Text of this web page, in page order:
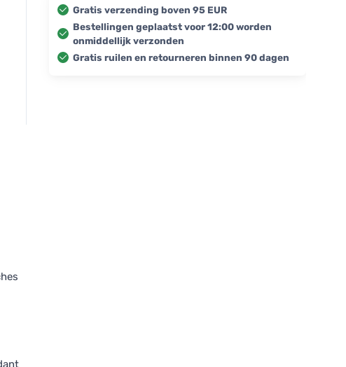
Gratis verzending boven 95 EUR
Bestellingen geplaatst voor 12:00 worden
onmiddellijk verzonden
Gratis ruilen en retourneren binnen 90 dagen